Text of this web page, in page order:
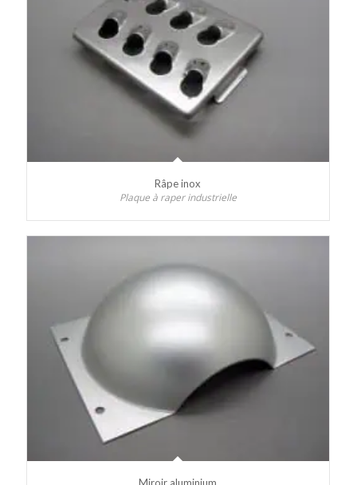
Râpe inox
Plaque à raper industrielle